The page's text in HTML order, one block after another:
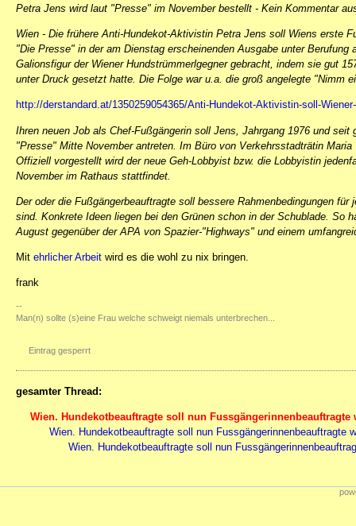
Petra Jens wird laut "Presse" im November bestellt - Kein Kommentar
Wien - Die frühere Anti-Hundekot-Aktivistin Petra Jens soll Wiens erste
"Die Presse" in der am Dienstag erscheinenden Ausgabe unter
Galionsfigur der Wiener Hundstrümmerlgegner gebracht, indem sie gut
unter Druck gesetzt hatte. Die Folge war u.a. die groß angelegte "Nimm
http://derstandard.at/1350259054365/Anti-Hundekot-Aktivistin-soll-
Ihren neuen Job als Chef-Fußgängerin soll Jens, Jahrgang 1976 und
"Presse" Mitte November antreten. Im Büro von Verkehrsstadträtin
Offiziell vorgestellt wird der neue Geh-Lobbyist bzw. die Lobbyistin
November im Rathaus stattfindet.
Der oder die Fußgängerbeauftragte soll bessere Rahmenbedingungen
sind. Konkrete Ideen liegen bei den Grünen schon in der Schublade. So
August gegenüber der APA von Spazier-"Highways" und einem
Mit ehrlicher Arbeit wird es die wohl zu nix bringen.
frank
--
Man(n) sollte (s)eine Frau welche schweigt niemals unterbrechen...
Eintrag gesperrt
gesamter Thread:
Wien. Hundekotbeauftragte soll nun Fussgängerinnenbeauftragte
Wien. Hundekotbeauftragte soll nun Fussgängerinnenbeauftragte
Wien. Hundekotbeauftragte soll nun